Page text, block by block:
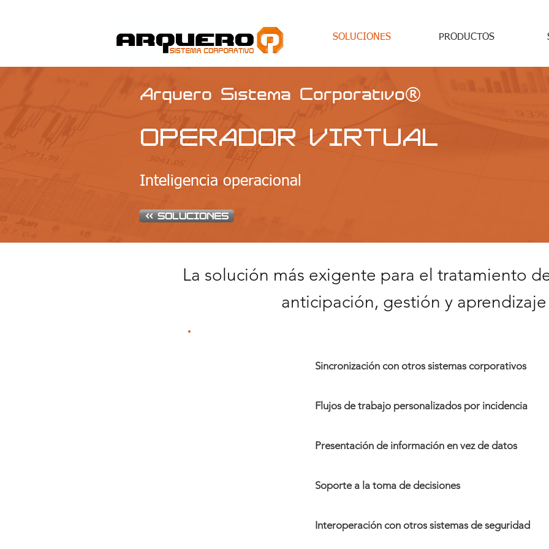
SOLUCIONES PRODUCTOS
Arquero Sistema Corporativo®
OPERADOR VIRTUAL
Inteligencia operacional
<< SOLUCIONES
La solución más exigente para el tratamiento
anticipación, gestión y aprendizaje
Sincronización con otros sistemas corporativos
Flujos de trabajo personalizados por incidencia
Presentación de información en vez de datos
Soporte a la toma de decisiones
Interoperación con otros sistemas de seguridad